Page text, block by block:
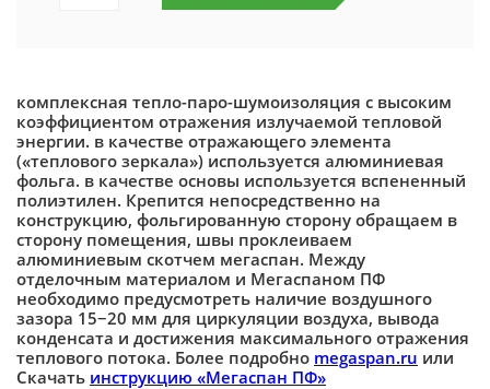
комплексная тепло-паро-шумоизоляция с высоким
коэффициентом отражения излучаемой тепловой
энергии. в качестве отражающего элемента
(«теплового зеркала») используется алюминиевая
фольга. в качестве основы используется вспененный
полиэтилен. Крепится непосредственно на
конструкцию, фольгированную сторону обращаем в
сторону помещения, швы проклеиваем
алюминиевым скотчем мегаспан. Между
отделочным материалом и Мегаспаном ПФ
необходимо предусмотреть наличие воздушного
зазора 15−20 мм для циркуляции воздуха, вывода
конденсата и достижения максимального отражения
теплового потока. Более подробно megaspan.ru или
Скачать инструкцию «Мегаспан ПФ»